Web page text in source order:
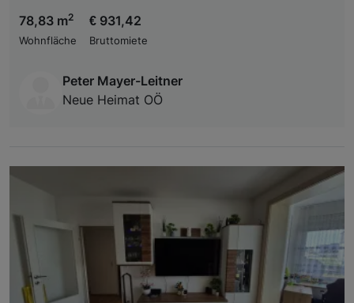
78,83 m2
Wohnfläche
€ 931,42
Bruttomiete
Peter Mayer-Leitner
Neue Heimat OÖ